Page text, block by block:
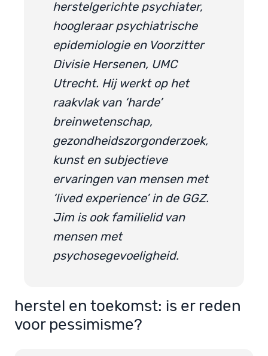
herstelgerichte psychiater,
hoogleraar psychiatrische
epidemiologie en Voorzitter
Divisie Hersenen, UMC
Utrecht. Hij werkt op het
raakvlak van ‘harde’
breinwetenschap,
gezondheidszorgonderzoek,
kunst en subjectieve
ervaringen van mensen met
‘lived experience’ in de GGZ.
Jim is ook familielid van
mensen met
psychosegevoeligheid.
herstel en toekomst: is er reden
voor pessimisme?